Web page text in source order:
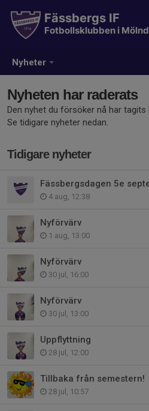
Nyheter
Fässbergs IF
Fotbollsklubben i
Nyheten har raderats
Den nyhet du försöker nå har
Se tidigare nyheter nedan.
Tidigare nyheter
Fässbergsdagen 5e
4 aug, 12:38
Nyförvärv
1 aug, 13:00
Nyförvärv
30 jul, 16:00
Nyförvärv
30 jul, 13:00
Uppflyttning
28 jul, 12:00
Tillbaka från semestern!
28 jul, 10:57